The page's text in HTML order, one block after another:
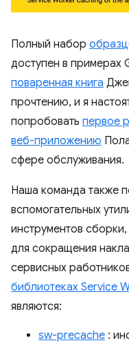
Полный набор
доступен в примерах
поваренная книга
прочтению, и я
попробовать первое
веб-приложению
сфере обслуживания.
Наша команда также
вспомогательных
инструментов
для сокращения
сервисных
библиотеках Service
являются:
sw-precache :